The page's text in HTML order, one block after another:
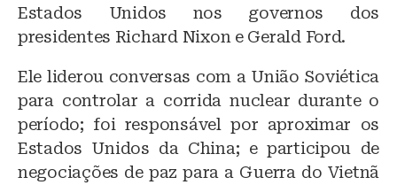
Estados Unidos nos governos dos
presidentes Richard Nixon e Gerald Ford.
Ele liderou conversas com a União Soviética
para controlar a corrida nuclear durante o
período; foi responsável por aproximar os
Estados Unidos da China; e participou de
negociações de paz para a Guerra do Vietnã